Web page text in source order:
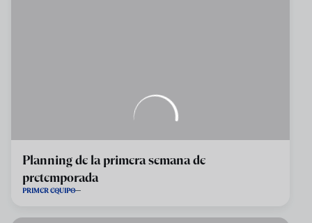
Planning de la primera semana de
pretemporada
PRIMER EQUIPO